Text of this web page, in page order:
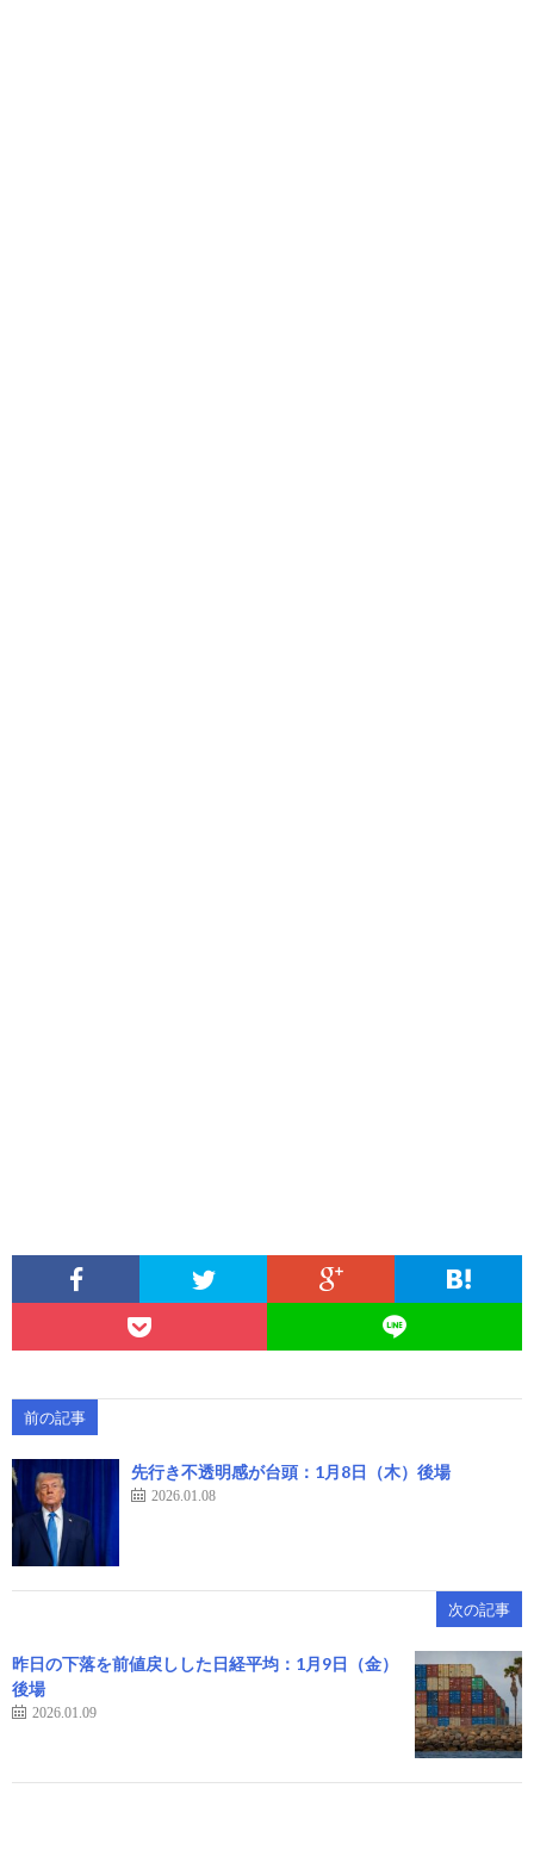
前の記事
先行き不透明感が台頭：1月8日（木）後場
2026.01.08
次の記事
昨日の下落を前値戻しした日経平均：1月9日（金）
後場
2026.01.09